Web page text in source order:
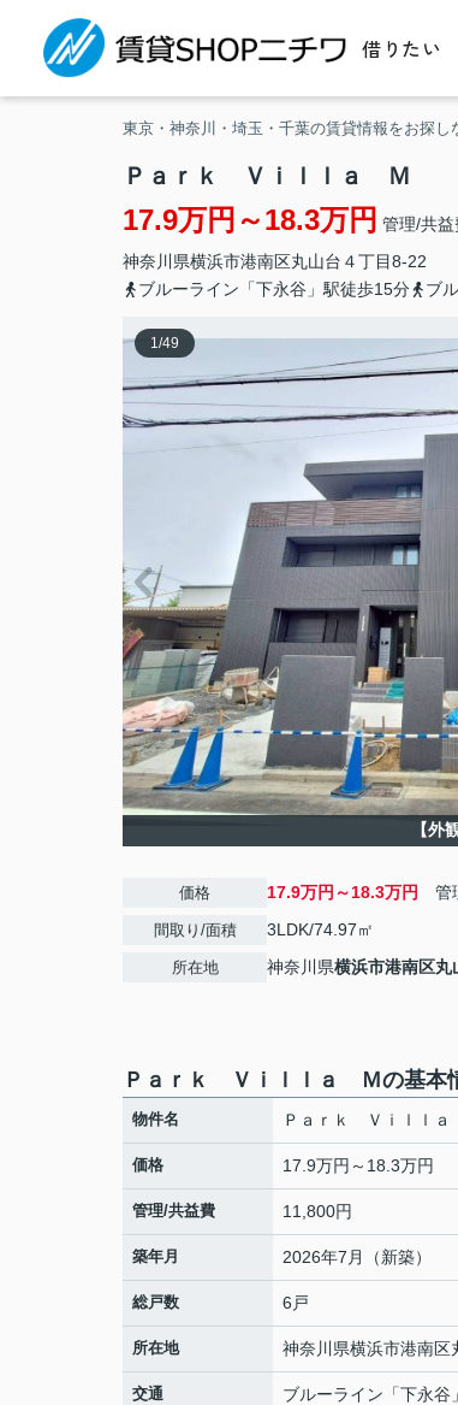
借りたい
東京・神奈川・埼玉・千葉の賃貸情報をお探し
Ｐａｒｋ Ｖｉｌｌａ Ｍ
17.9万円～18.3万円 管理/共
神奈川県横浜市港南区丸山台 ４丁目8-22
ブルーライン「下永谷」駅徒歩15分
ブ
1/49
【外
価格 17.9万円～18.3万円 管
間取り/面積 3LDK/74.97㎡
所在地 神奈川県横浜市港南区丸
Ｐａｒｋ Ｖｉｌｌａ Ｍの基本
物件名 Ｐａｒｋ Ｖｉｌｌ
価格 17.9万円～18.3万円
管理/共益費 11,800円
築年月 2026年7月（新築）
総戸数 6戸
所在地 神奈川県横浜市港南区
交通 ブルーライン 「下永谷